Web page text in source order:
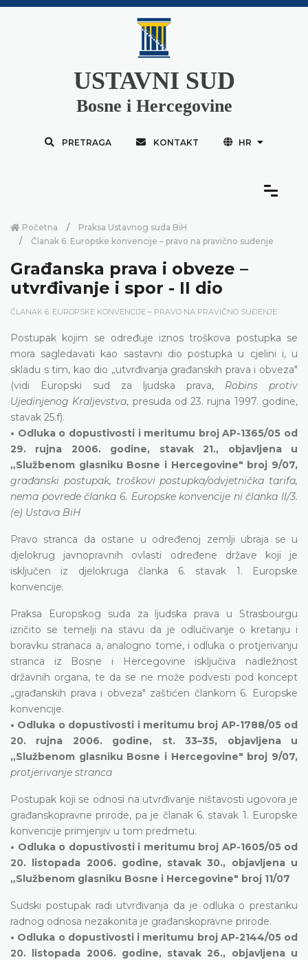
USTAVNI SUD
Bosne i Hercegovine
PRETRAGA KONTAKT HR
Početna
Praksa Ustavnog suda BiH
Članak 6. Europske konvencije – pravo na pravično suđenje
Građanska prava i obveze –
utvrđivanje i spor - II dio
ČLANAK 6. EUROPSKE KONVENCIJE – PRAVO NA PRAVIČNO SUĐENJE
Postupak kojim se određuje iznos troškova postupka se
mora sagledavati kao sastavni dio postupka u cjelini i, u
skladu s tim, kao dio „utvrđivanja građanskih prava i obveza"
(vidi Europski sud za ljudska prava, Robins protiv
Ujedinjenog Kraljevstva, presuda od 23. rujna 1997. godine,
stavak 25.f).
• Odluka o dopustivosti i meritumu broj AP-1365/05 od
29. rujna 2006. godine, stavak 21., objavljena u
„Službenom glasniku Bosne i Hercegovine" broj 9/07,
građanski postupak, troškovi postupka/odvjetnička tarifa,
nema povrede članka 6. Europske konvencije ni članka II/3.
(e) Ustava BiH
Pravo stranca da ostane u određenoj zemlji ubraja se u
djelokrug javnopravnih ovlasti određene države koji je
isključen iz djelokruga članka 6. stavak 1. Europske
konvencije.
Praksa Europskog suda za ljudska prava u Strasbourgu
izričito se temelji na stavu da je odlučivanje o kretanju i
boravku stranaca a, analogno tome, i odluka o protjerivanju
stranca iz Bosne i Hercegovine isključiva nadležnost
državnih organa, te da se ne može podvesti pod koncept
„građanskih prava i obveza" zaštićen člankom 6. Europske
konvencije.
• Odluka o dopustivosti i meritumu broj AP-1788/05 od
20. rujna 2006. godine, st. 33–35, objavljena u
„Službenom glasniku Bosne i Hercegovine" broj 9/07,
protjerivanje stranca
Postupak koji se odnosi na utvrđivanje ništavosti ugovora je
građanskopravne prirode, pa je članak 6. stavak 1. Europske
konvencije primjenjiv u tom predmetu.
• Odluka o dopustivosti i meritumu broj AP-1605/05 od
20. listopada 2006. godine, stavak 30., objavljena u
„Službenom glasniku Bosne i Hercegovine" broj 11/07
Sudski postupak radi utvrđivanja da je odluka o prestanku
radnog odnosa nezakonita je građanskopravne prirode.
• Odluka o dopustivosti i meritumu broj AP-2144/05 od
20. listopada 2006. godine, stavak 26., objavljena u